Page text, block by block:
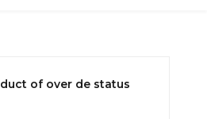
Account
of over de status